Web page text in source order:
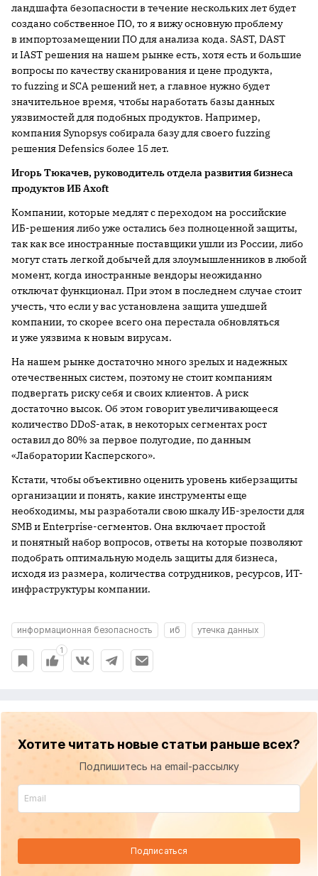
ландшафта безопасности в течение нескольких лет будет
создано собственное ПО, то я вижу основную проблему
в импортозамещении ПО для анализа кода. SAST, DAST
и IAST решения на нашем рынке есть, хотя есть и большие
вопросы по качеству сканирования и цене продукта,
то fuzzing и SCA решений нет, а главное нужно будет
значительное время, чтобы наработать базы данных
уязвимостей для подобных продуктов. Например,
компания Synopsys собирала базу для своего fuzzing
решения Defensics более 15 лет.
Игорь Тюкачев, руководитель отдела развития бизнеса
продуктов ИБ Axoft
Компании, которые медлят с переходом на российские
ИБ-решения либо уже остались без полноценной защиты,
так как все иностранные поставщики ушли из России, либо
могут стать легкой добычей для злоумышленников в любой
момент, когда иностранные вендоры неожиданно
отключат функционал. При этом в последнем случае стоит
учесть, что если у вас установлена защита ушедшей
компании, то скорее всего она перестала обновляться
и уже уязвима к новым вирусам.
На нашем рынке достаточно много зрелых и надежных
отечественных систем, поэтому не стоит компаниям
подвергать риску себя и своих клиентов. А риск
достаточно высок. Об этом говорит увеличивающееся
количество DDoS-атак, в некоторых сегментах рост
оставил до 80% за первое полугодие, по данным
«Лаборатории Касперского».
Кстати, чтобы объективно оценить уровень киберзащиты
организации и понять, какие инструменты еще
необходимы, мы разработали свою шкалу ИБ-зрелости для
SMB и Enterprise-сегментов. Она включает простой
и понятный набор вопросов, ответы на которые позволяют
подобрать оптимальную модель защиты для бизнеса,
исходя из размера, количества сотрудников, ресурсов, ИТ-
инфраструктуры компании.
информационная безопасность иб утечка данных
1
Хотите читать новые статьи раньше всех?
Подпишитесь на email-рассылку
Подписаться